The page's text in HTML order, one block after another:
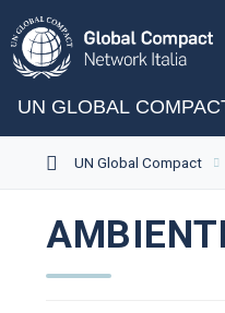
UN GLOBAL
UN Global Compact